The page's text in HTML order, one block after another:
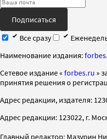
Подписаться
Все сразу
Наименование издания:
Cетевое издание « forbes.ru »
принятия решения о
Адрес редакции, издателя:
Адрес редакции: 123022, г.
Главный редактор: Мазурин